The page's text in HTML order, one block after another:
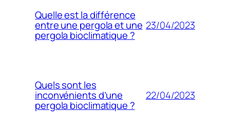
Quelle est la différence
entre une pergola et une
pergola bioclimatique ?
23/04/2023
Quels sont les
inconvénients d’une
pergola bioclimatique ?
22/04/2023